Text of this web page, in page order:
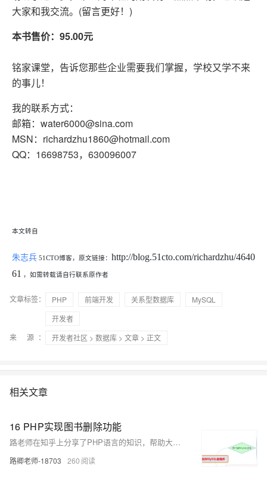
大家和我交流。(留言更好！)
本书售价：95.00元
铭家课堂，告诉您那些企业需要我们掌握，学校又学不来
的事儿！
我的联系方式：
邮箱：water6000@sina.com
MSN：richardzhu1860@hotmail.com
QQ：16698753，630096007
本文转自
朱志兵 51CTO博客，原文链接： http://blog.51cto.com/richardzhu/4640
61
，如需转载请自行联系原作者
文章标签： PHP 前端开发 关系型数据库
MySQL
开发者
来 源：
开发者社区 > 数据库 > 文章 > 正文
相关文章
16 PHP实现图书删除功能
路老师在知乎上分享了PHP语言的知识，帮助大家入门和深入了解PHP。本文介绍了如何实现图书删除功能，通过点击删除按钮触发`deleteBook.php`文件，完成删除操作并返回列表页。同时，还新增了一个“新增”按钮，优化了用户体验。
路卿老师-18703 260